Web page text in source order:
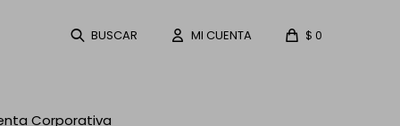
Corporativa
$ 0